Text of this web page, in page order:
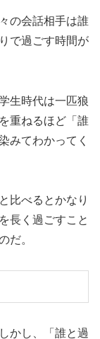
の会話相手は誰
で過ごす時間が
生時代は一匹狼
重ねるほど「誰
みてわかってく
比べるとかなり
長く過ごすこと
だ。
かし、「誰と過